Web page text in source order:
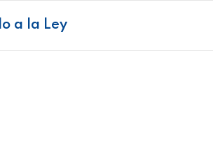
a la Ley